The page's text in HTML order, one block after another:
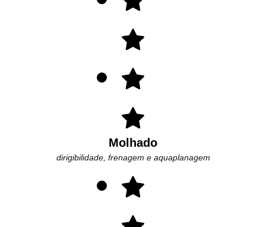
Molhado
dirigibilidade, frenagem e aquaplanagem